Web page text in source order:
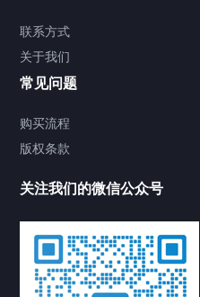
联系方式
关于我们
常见问题
购买流程
版权条款
关注我们的微信公众号